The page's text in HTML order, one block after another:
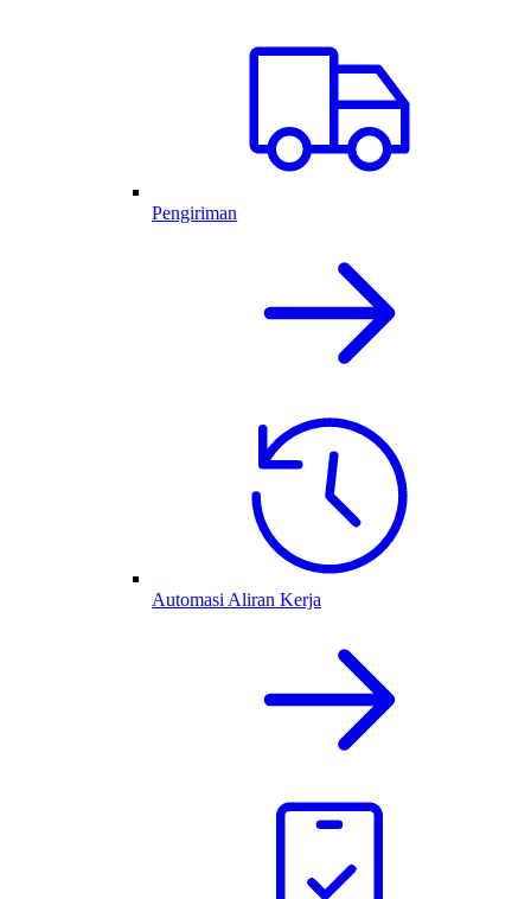
Pengiriman
Automasi Aliran Kerja